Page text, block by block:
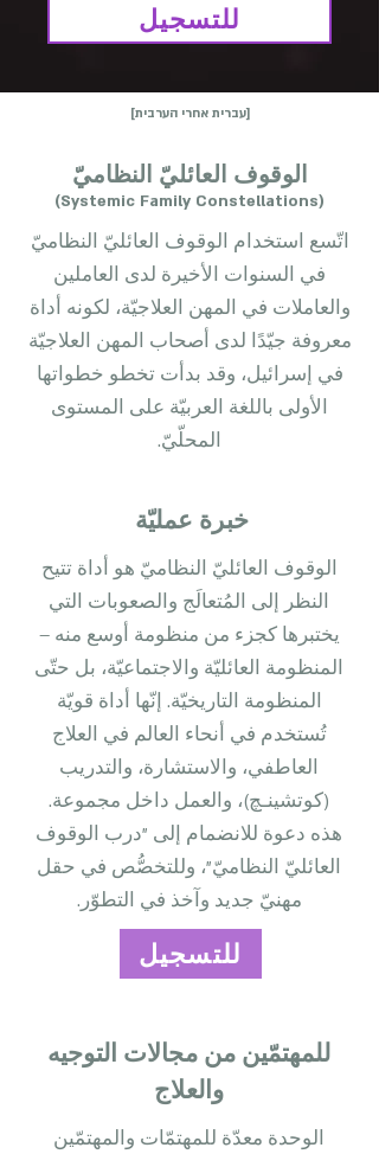
للتسجيل
[עברית אחרי הערבית]
الوقوف العائليّ النظاميّ
(Systemic Family Constellations)
اتّسع استخدام الوقوف العائليّ النظاميّ
في السنوات الأخيرة لدى العاملين
والعاملات في المهن العلاجيّة، لكونه أداة
معروفة جيّدًا لدى أصحاب المهن العلاجيّة
في إسرائيل، وقد بدأت تخطو خطواتها
الأولى باللغة العربيّة على المستوى
المحلّيّ.
خبرة عمليّة
الوقوف العائليّ النظاميّ هو أداة تتيح
النظر إلى المُتعالَج والصعوبات التي
يختبرها كجزء من منظومة أوسع منه –
المنظومة العائليّة والاجتماعيّة، بل حتّى
المنظومة التاريخيّة. إنّها أداة قويّة
تُستخدم في أنحاء العالم في العلاج
العاطفي، والاستشارة، والتدريب
(كوتشينـﭻ)، والعمل داخل مجموعة.
هذه دعوة للانضمام إلى "درب الوقوف
العائليّ النظاميّ"، وللتخصُّص في حقل
مهنيّ جديد وآخذ في التطوّر.
للتسجيل
للمهتمّين من مجالات التوجيه
والعلاج
الوحدة معدّة للمهتمّات والمهتمّين